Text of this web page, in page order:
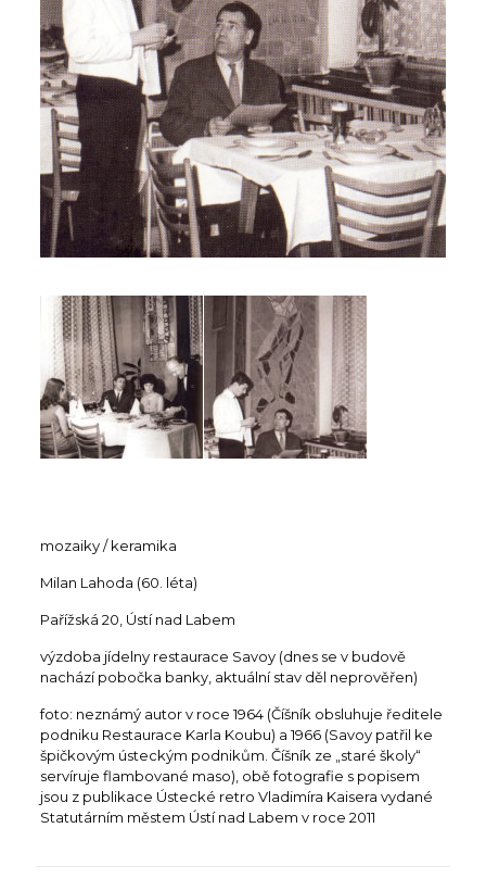
mozaiky / keramika
Milan Lahoda (60. léta)
Pařížská 20, Ústí nad Labem
výzdoba jídelny restaurace Savoy (dnes se v budově
nachází pobočka banky, aktuální stav děl neprověřen)
foto: neznámý autor v roce 1964 (Číšník obsluhuje ředitele
podniku Restaurace Karla Koubu) a 1966 (Savoy patřil ke
špičkovým ústeckým podnikům. Číšník ze „staré školy“
servíruje flambované maso), obě fotografie s popisem
jsou z publikace Ústecké retro Vladimíra Kaisera vydané
Statutárním městem Ústí nad Labem v roce 2011